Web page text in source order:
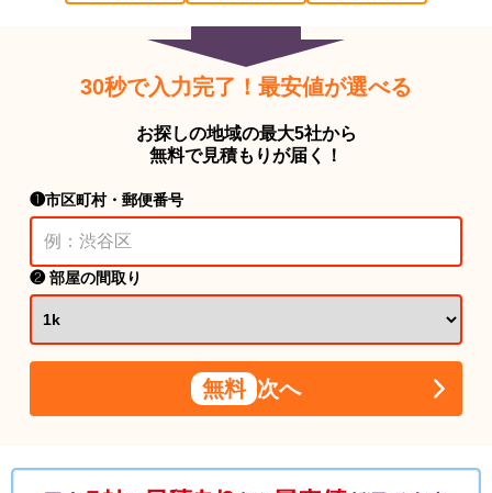
30秒で入力完了！最安値が選べる
お探しの地域の最大5社から
無料で見積もりが届く！
❶市区町村・郵便番号
❷ 部屋の間取り
無料 次へ